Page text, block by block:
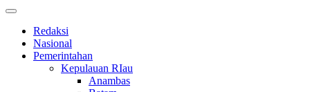
content
Primary
Redaksi
Nasional
Pemerintahan
Kepulauan RIau
Anambas